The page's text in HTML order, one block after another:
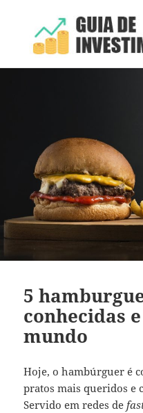
5
conhecidas
mundo
Hoje, o hambúrguer é
pratos mais queridos e
Servido em redes de